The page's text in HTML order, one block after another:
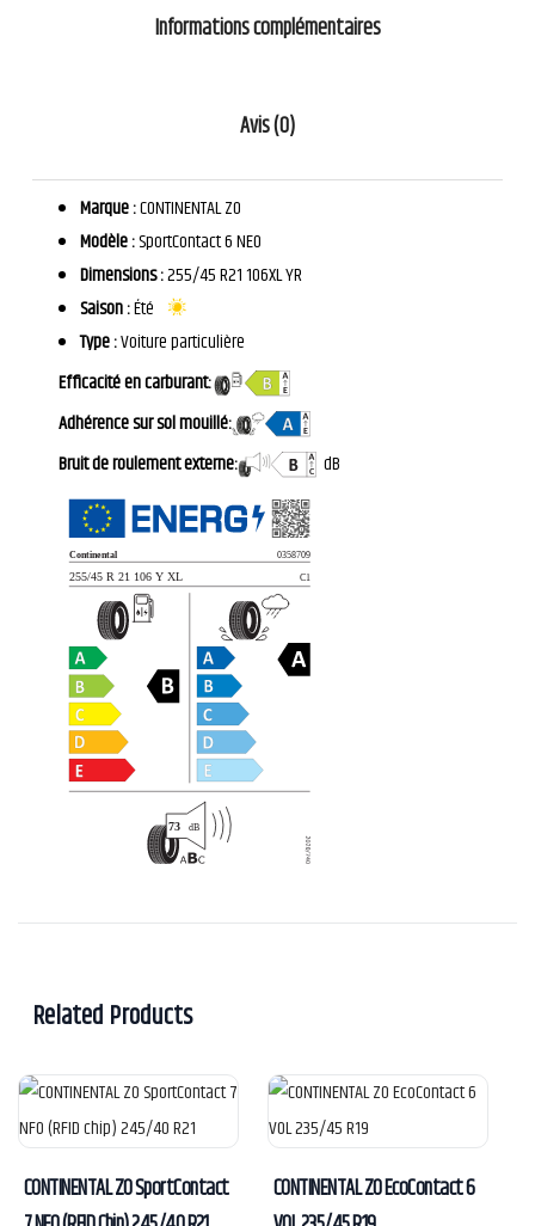
Informations complémentaires
Avis (0)
Marque :CONTINENTAL ZO
Modèle :SportContact 6 NE0
Dimensions :255/45 R21 106XL YR
Saison :Été
Type :Voiture particulière
Efficacité en carburant:
Adhérence sur sol mouillé:
Bruit de roulement externe:
dB
Related Products
CONTINENTAL ZO SportContact
CONTINENTAL ZO EcoContact 6